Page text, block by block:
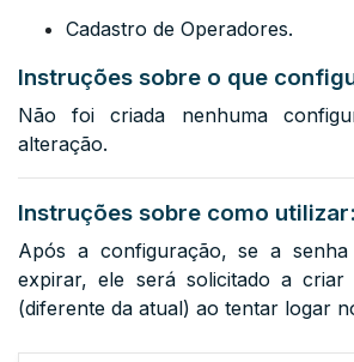
Cadastro de Operadores.
Instruções sobre o que
Não foi criada nenhuma
alteração.
Instruções sobre como utilizar:
Após a configuração, se a
expirar, ele será solicitado a
(diferente da atual) ao tentar logar